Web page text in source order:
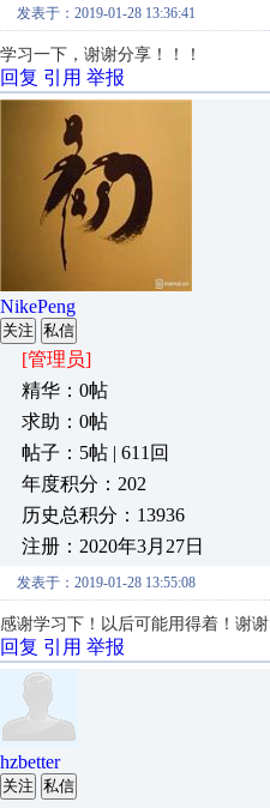
发表于：2019-01-28 13:36:41
学习一下，谢谢分享！！！
回复 引用 举报
NikePeng
关注 私信
[管理员]
精华：0帖
求助：0帖
帖子：5帖 | 611回
年度积分：202
历史总积分：13936
注册：2020年3月27日
发表于：2019-01-28 13:55:08
感谢学习下！以后可能用得着！谢谢
回复 引用 举报
hzbetter
关注 私信